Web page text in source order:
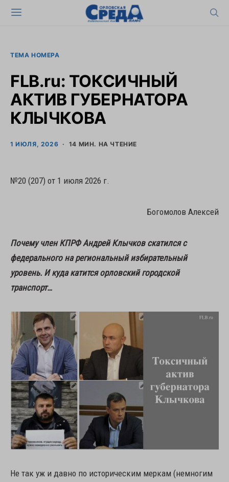
ТЕМА НОМЕРА
FLB.ru: ТОКСИЧНЫЙ
АКТИВ ГУБЕРНАТОРА
КЛЫЧКОВА
1 ИЮЛЯ, 2026 14 МИН. НА ЧТЕНИЕ
№20 (207) от 1 июля 2026 г.
Богомолов Алексей
Почему член КПРФ Андрей Клычков скатился с
федерального на региональный избирательный
уровень. И куда катится орловский городской
транспорт…
Не так уж и давно по историческим меркам (немногим